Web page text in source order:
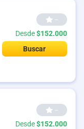
--
Desde$152.000
Buscar
--
Desde$152.000